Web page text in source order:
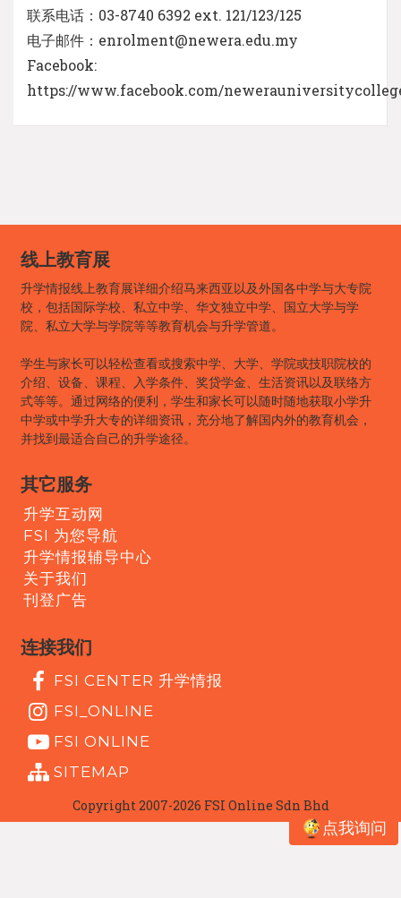
联系电话：03-8740 6392 ext. 121/123/125
电子邮件：enrolment@newera.edu.my
Facebook:
https://www.facebook.com/
点我询问
线上教育展
升学情报线上教育展详细介绍马来西亚以及外国各中学与大专院
校，包括国际学校、私立中学、华文独立中学、国立大学与学
院、私立大学与学院等等教育机会与升学管道。
学生与家长可以轻松查看或搜索中学、大学、学院或技职院校的
介绍、设备、课程、入学条件、奖贷学金、生活资讯以及联络方
式等等。通过网络的便利，学生和家长可以随时随地获取小学升
中学或中学升大专的详细资讯，充分地了解国内外的教育机会，
并找到最适合自己的升学途径。
其它服务
升学互动网
FSI 为您导航
升学情报辅导中心
关于我们
刊登广告
连接我们
FSI CENTER 升学情报
FSI_ONLINE
FSI ONLINE
SITEMAP
Copyright 2007-2026 FSI Online Sdn Bhd